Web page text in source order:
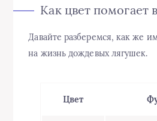
Как цвет помогает
Давайте разберемся, как же
на жизнь дождевых лягушек.
Цвет